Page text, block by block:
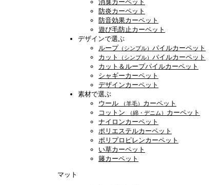
防炎カーペット
防音効果カーペット
遊び毛防止カーペット
デザインで選ぶ
ループ （シンプル） パイルカーペット
カット
（シンプル） パイルカーペット
カット＆ループパイルカーペット
シャギーカーペット
デザインカーペット
素材で選ぶ
ウール
（羊毛） カーペット
コットン
（綿・デニム） カーペット
ナイロンカーペット
ポリエステルカーペット
ポリプロピレンカーペット
い草カーペット
籐カーペット
マット